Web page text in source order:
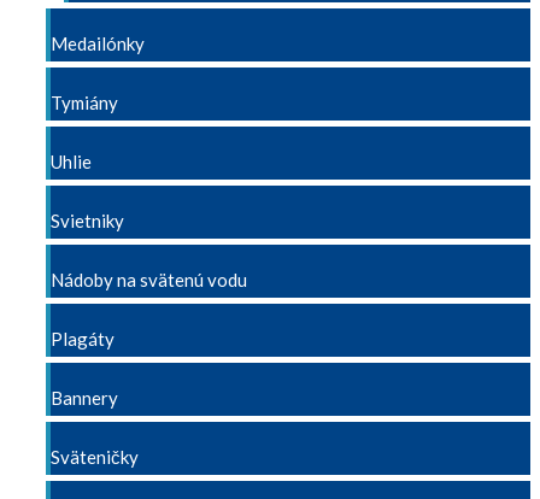
Medailónky
Tymiány
Uhlie
Svietniky
Nádoby na svätenú vodu
Plagáty
Bannery
Sväteničky